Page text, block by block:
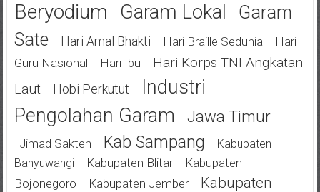
Beryodium Garam Lokal
Garam
Sate
Hari Amal Bhakti Hari Braille Sedunia
Hari
Guru Nasional
Hari Ibu
Hari Korps TNI Angkatan
Laut
Hobi Perkutut
Industri
Pengolahan Garam
Jawa Timur
Jimad Sakteh Kab Sampang
Kabupaten
Banyuwangi
Kabupaten Blitar
Kabupaten
Bojonegoro
Kabupaten Jember
Kabupaten